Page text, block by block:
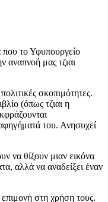
που το Υφυπουργείο
αναπνοή μας τζιαι
σκοπιμότητες.
(όπως τζιαι η
του. Ανησυχεί
να θίξουν μιαν εικόνα
αλλά να αναδείξει έναν
στη χρήση τους.